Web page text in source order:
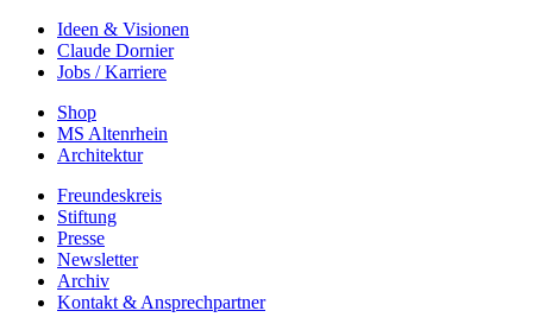
Ideen & Visionen
Claude Dornier
Jobs / Karriere
Shop
MS Altenrhein
Architektur
Freundeskreis
Stiftung
Presse
Newsletter
Archiv
Kontakt & Ansprechpartner